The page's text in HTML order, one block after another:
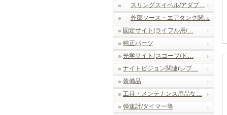
スリングスイベル/アダプ…
外部ソース・エアタンク関…
固定サイト(ライフル用/…
純正パーツ
光学サイト(スコープ/ド…
ナイトビジョン関連(レプ…
装備品
工具・メンテナンス用品な…
弾速計/タイマー等